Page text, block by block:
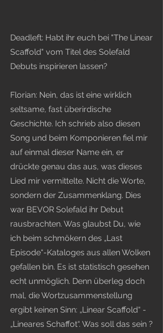
Deadleft: Habt ihr euch bei "The Linear
Scaffold" vom Titel des Solefald
Debuts inspirieren lassen?
Florian: Nein, das ist eine wirklich
seltsame, fast überirdische
Geschichte. Ich schrieb also diesen
Song und beim Komponieren fiel mir
auf einmal dieser Name ein, er
drückte genau das aus, was dieses
Lied mir vermittelte. Nicht die Worte,
sondern der Zusammenklang. Dies
war BEVOR Solefald ihr Debut
rausbrachten. Was glaubst Du, wie
ich beim schmökern des „Last
Episode“-Kataloges aus allen Wolken
gefallen bin. Es ist statistisch gesehen
echt unmöglich. Denn überleg doch
mal, die Wortzusammenstellung
ergibt keinen Sinn: „Linear Scaffold“ -
„Lineares Schaffot“. Was soll das sein ?